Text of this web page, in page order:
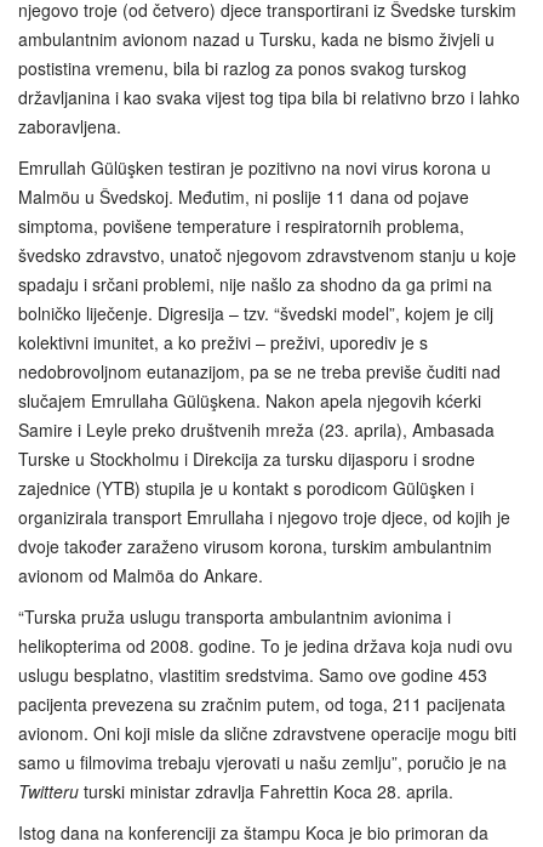
njegovo troje (od četvero) djece transportirani iz Švedske turskim
ambulantnim avionom nazad u Tursku, kada ne bismo živjeli u
postistina vremenu, bila bi razlog za ponos svakog turskog
državljanina i kao svaka vijest tog tipa bila bi relativno brzo i lahko
zaboravljena.
Emrullah Gülüşken testiran je pozitivno na novi virus korona u
Malmöu u Švedskoj. Međutim, ni poslije 11 dana od pojave
simptoma, povišene temperature i respiratornih problema,
švedsko zdravstvo, unatoč njegovom zdravstvenom stanju u koje
spadaju i srčani problemi, nije našlo za shodno da ga primi na
bolničko liječenje. Digresija – tzv. “švedski model”, kojem je cilj
kolektivni imunitet, a ko preživi – preživi, uporediv je s
nedobrovoljnom eutanazijom, pa se ne treba previše čuditi nad
slučajem Emrullaha Gülüşkena. Nakon apela njegovih kćerki
Samire i Leyle preko društvenih mreža (23. aprila), Ambasada
Turske u Stockholmu i Direkcija za tursku dijasporu i srodne
zajednice (YTB) stupila je u kontakt s porodicom Gülüşken i
organizirala transport Emrullaha i njegovo troje djece, od kojih je
dvoje također zaraženo virusom korona, turskim ambulantnim
avionom od Malmöa do Ankare.
“Turska pruža uslugu transporta ambulantnim avionima i
helikopterima od 2008. godine. To je jedina država koja nudi ovu
uslugu besplatno, vlastitim sredstvima. Samo ove godine 453
pacijenta prevezena su zračnim putem, od toga, 211 pacijenata
avionom. Oni koji misle da slične zdravstvene operacije mogu biti
samo u filmovima trebaju vjerovati u našu zemlju”, poručio je na
Twitteru turski ministar zdravlja Fahrettin Koca 28. aprila.
Istog dana na konferenciji za štampu Koca je bio primoran da